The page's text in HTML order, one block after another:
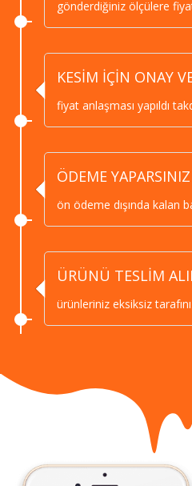
gönderdiğiniz ölçülere
KESİM İÇİN ONAY
fiyat anlaşması yapıldı
ÖDEME YAPARSINIZ
ön ödeme dışında kalan
ÜRÜNÜ TESLİM
ürünleriniz eksiksiz